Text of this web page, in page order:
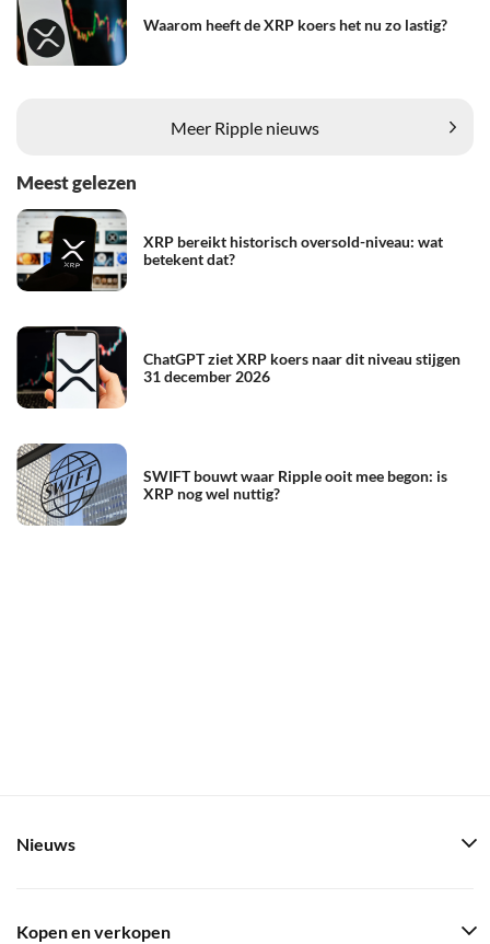
Waarom heeft de XRP koers het nu zo lastig?
Meer Ripple nieuws
Meest gelezen
XRP bereikt historisch oversold-niveau: wat
betekent dat?
ChatGPT ziet XRP koers naar dit niveau stijgen
31 december 2026
SWIFT bouwt waar Ripple ooit mee begon: is
XRP nog wel nuttig?
Nieuws
Kopen en verkopen